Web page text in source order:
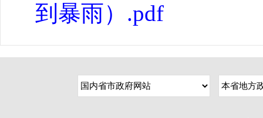
到暴雨）.pdf